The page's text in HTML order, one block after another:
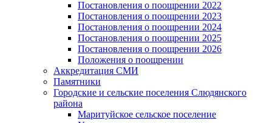
Постановления о поощрении 2022
Постановления о поощрении 2023
Постановления о поощрении 2024
Постановления о поощрении 2025
Постановления о поощрении 2026
Положения о поощрении
Аккредитация СМИ
Памятники
Городские и сельские поселения Слюдянского
района
Маритуйское сельское поселение